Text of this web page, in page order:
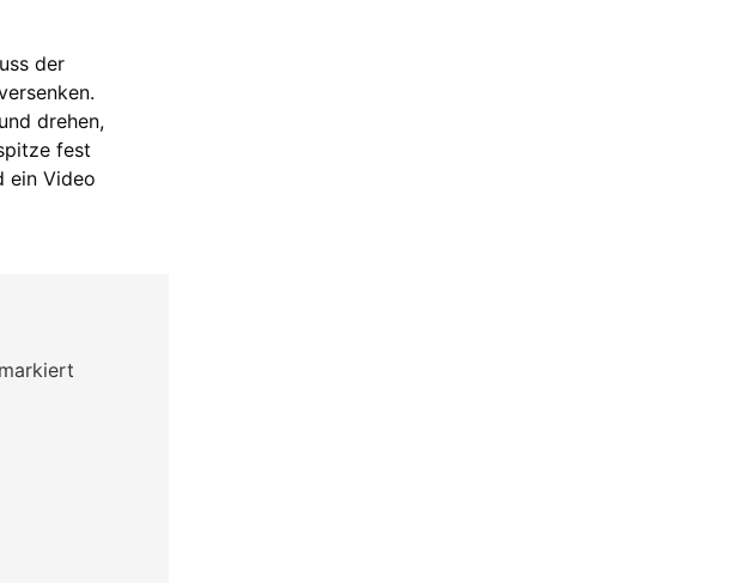
der
drehen,
fest
ein Video
markiert